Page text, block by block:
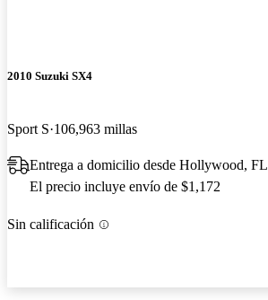
2010 Suzuki SX4
Sport S 106,963 millas
Entrega a domicilio desde Hollywood, FL
El precio incluye envío de $1,172
Sin calificación